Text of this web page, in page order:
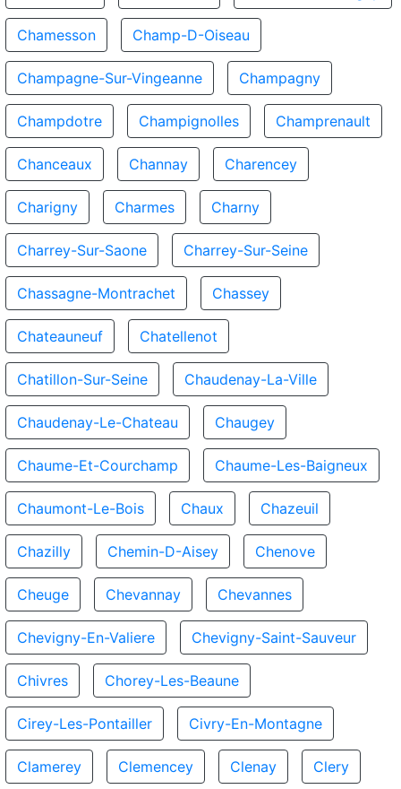
Chamesson Champ-D-Oiseau
Champagne-Sur-Vingeanne Champagny
Champdotre Champignolles Champrenault
Chanceaux Channay Charencey
Charigny Charmes Charny
Charrey-Sur-Saone Charrey-Sur-Seine
Chassagne-Montrachet Chassey
Chateauneuf Chatellenot
Chatillon-Sur-Seine Chaudenay-La-Ville
Chaudenay-Le-Chateau Chaugey
Chaume-Et-Courchamp Chaume-Les-Baigneux
Chaumont-Le-Bois Chaux Chazeuil
Chazilly Chemin-D-Aisey Chenove
Cheuge Chevannay Chevannes
Chevigny-En-Valiere Chevigny-Saint-Sauveur
Chivres Chorey-Les-Beaune
Cirey-Les-Pontailler Civry-En-Montagne
Clamerey Clemencey Clenay Clery